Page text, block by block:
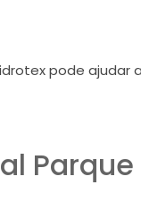
pode ajudar
Parque